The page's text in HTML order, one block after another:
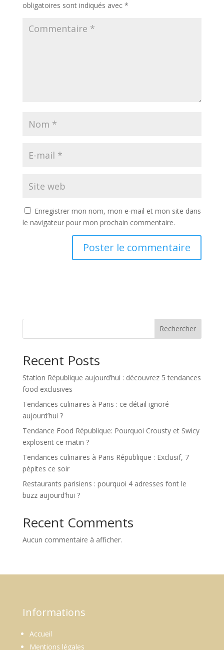
obligatoires sont indiqués avec *
Enregistrer mon nom, mon e-mail et mon site dans
le navigateur pour mon prochain commentaire.
Rechercher
Recent Posts
Station République aujourd’hui : découvrez 5 tendances
food exclusives
Tendances culinaires à Paris : ce détail ignoré
aujourd’hui ?
Tendance Food République: Pourquoi Crousty et Swicy
explosent ce matin ?
Tendances culinaires à Paris République : Exclusif, 7
pépites ce soir
Restaurants parisiens : pourquoi 4 adresses font le
buzz aujourd’hui ?
Recent Comments
Aucun commentaire à afficher.
Informations
Accueil
Mentions légales